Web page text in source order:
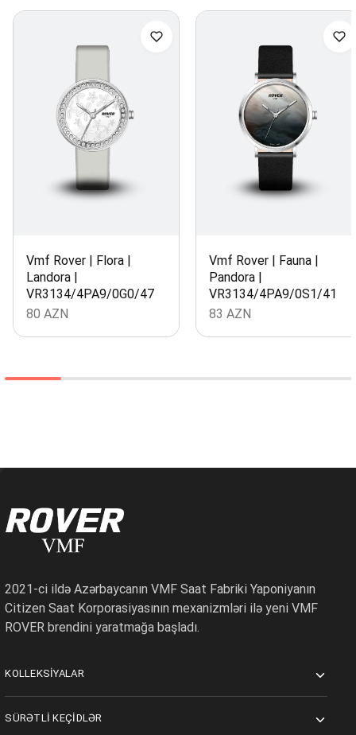
Vmf Rover | Flora |
Landora |
VR3134/4PA9/0G0/47
80 AZN
Vmf Rover | Fauna |
Pandora |
VR3134/4PA9/0S1/41
83 AZN
2021-ci ildə Azərbaycanın VMF Saat Fabriki Yaponiyanın
Citizen Saat Korporasiyasının mexanizmləri ilə yeni VMF
ROVER brendini yaratmağa başladı.
KOLLEKSIYALAR
SÜRƏTLI KEÇIDLƏR